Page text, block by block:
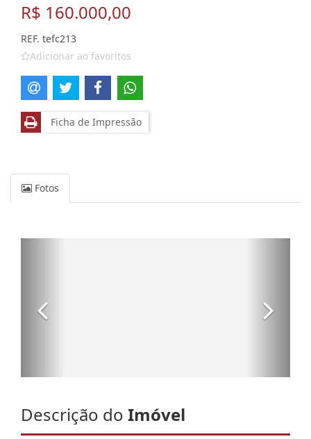
R$ 160.000,00
REF. tefc213
Adicionar ao favoritos
Ficha de Impressão
Fotos
Descrição do Imóvel